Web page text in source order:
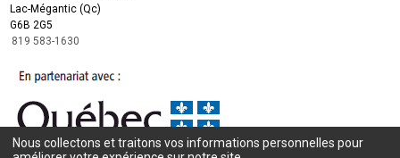
Lac-Mégantic (Qc)
G6B 2G5
819 583-1630
Nous collectons et traitons vos informations personnelles pour